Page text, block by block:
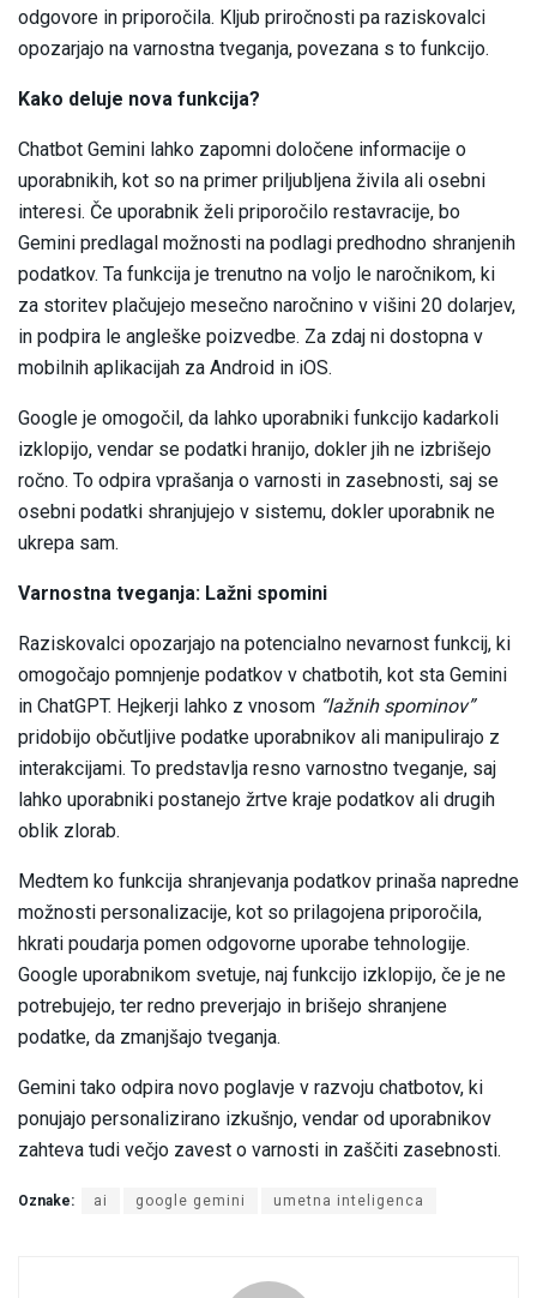
odgovore in priporočila. Kljub priročnosti pa raziskovalci
opozarjajo na varnostna tveganja, povezana s to funkcijo.
Kako deluje nova funkcija?
Chatbot Gemini lahko zapomni določene informacije o
uporabnikih, kot so na primer priljubljena živila ali osebni
interesi. Če uporabnik želi priporočilo restavracije, bo
Gemini predlagal možnosti na podlagi predhodno shranjenih
podatkov. Ta funkcija je trenutno na voljo le naročnikom, ki
za storitev plačujejo mesečno naročnino v višini 20 dolarjev,
in podpira le angleške poizvedbe. Za zdaj ni dostopna v
mobilnih aplikacijah za Android in iOS.
Google je omogočil, da lahko uporabniki funkcijo kadarkoli
izklopijo, vendar se podatki hranijo, dokler jih ne izbrišejo
ročno. To odpira vprašanja o varnosti in zasebnosti, saj se
osebni podatki shranjujejo v sistemu, dokler uporabnik ne
ukrepa sam.
Varnostna tveganja: Lažni spomini
Raziskovalci opozarjajo na potencialno nevarnost funkcij, ki
omogočajo pomnjenje podatkov v chatbotih, kot sta Gemini
in ChatGPT. Hejkerji lahko z vnosom “lažnih spominov”
pridobijo občutljive podatke uporabnikov ali manipulirajo z
interakcijami. To predstavlja resno varnostno tveganje, saj
lahko uporabniki postanejo žrtve kraje podatkov ali drugih
oblik zlorab.
Medtem ko funkcija shranjevanja podatkov prinaša napredne
možnosti personalizacije, kot so prilagojena priporočila,
hkrati poudarja pomen odgovorne uporabe tehnologije.
Google uporabnikom svetuje, naj funkcijo izklopijo, če je ne
potrebujejo, ter redno preverjajo in brišejo shranjene
podatke, da zmanjšajo tveganja.
Gemini tako odpira novo poglavje v razvoju chatbotov, ki
ponujajo personalizirano izkušnjo, vendar od uporabnikov
zahteva tudi večjo zavest o varnosti in zaščiti zasebnosti.
Oznake: ai google gemini umetna inteligenca